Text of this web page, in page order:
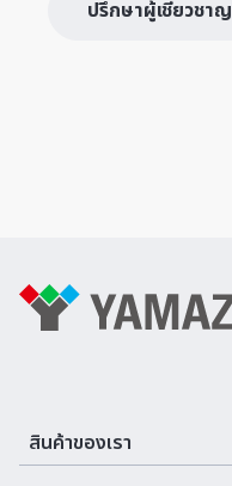
ปรึกษาผู้เชี่ยวชาญ
สินค้าของเรา